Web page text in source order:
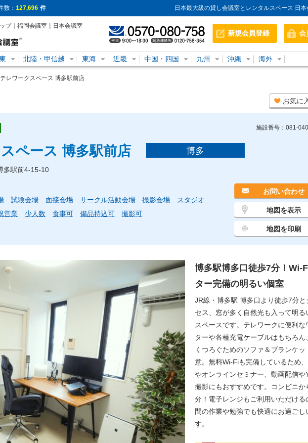
数： 127,696 件 日本最大級の貸し会議室とレンタルスペース 日
プ｜福岡会議室｜日本会議室
新規会員登録 会
北陸・甲信越 東海 近畿 中国・四国 九州 沖縄 海外
レワークスペース 博多駅前店
お気に
施設番号：081-
ペース 博多駅前店 博多
多駅前4-15-10
試験会場 面接会場 サークル活動会場 撮影会場
スタジオ
営業
少人数 食事可 備品持込可 撮影可
お問い合わせ
地図を表示
地図を印刷
博多駅博多口徒歩7分！Wi-
ター完備の明るい個室
JR線・博多駅 博多口より徒歩7分と
セス、窓が多く自然光も入って明る
スペースです。テレワークに便利な
ターや各種充電ケーブルはもちろん
くつろぐためのソファ＆ブランケッ
意。無料Wi-Fiも完備しているため
やオンラインセミナー、動画配信や
撮影にもおすすめです。コンビニか
分！電子レンジもご利用いただける
間の作業や勉強でも快適にお過ごし
す。